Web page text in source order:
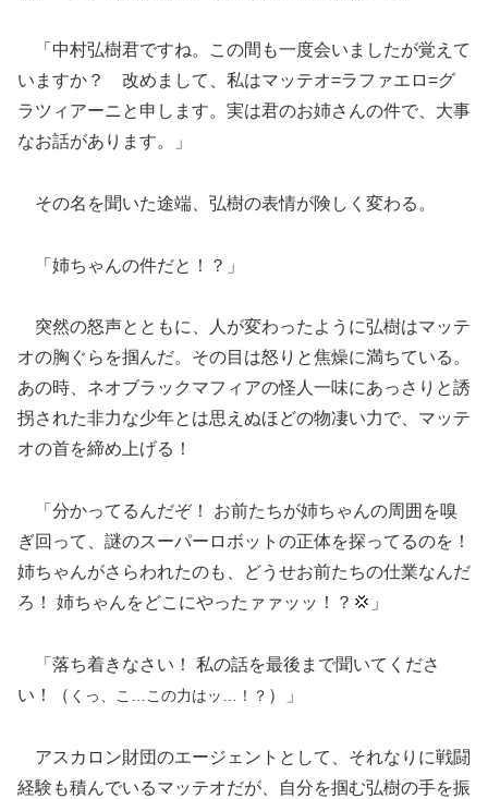
「中村弘樹君ですね。この間も一度会いましたが覚えて
いますか？ 改めまして、私はマッテオ=ラファエロ=グ
ラツィアーニと申します。実は君のお姉さんの件で、大事
なお話があります。」
その名を聞いた途端、弘樹の表情が険しく変わる。
「姉ちゃんの件だと！？」
突然の怒声とともに、人が変わったように弘樹はマッテ
オの胸ぐらを掴んだ。その目は怒りと焦燥に満ちている。
あの時、ネオブラックマフィアの怪人一味にあっさりと誘
拐された非力な少年とは思えぬほどの物凄い力で、マッテ
オの首を締め上げる！
「分かってるんだぞ！ お前たちが姉ちゃんの周囲を嗅
ぎ回って、謎のスーパーロボットの正体を探ってるのを！
姉ちゃんがさらわれたのも、どうせお前たちの仕業なんだ
ろ！ 姉ちゃんをどこにやったァァッッ！？💢」
「落ち着きなさい！ 私の話を最後まで聞いてくださ
い！（ くっ、こ…この力はッ…！？ ）」
アスカロン財団のエージェントとして、それなりに戦闘
経験も積んでいるマッテオだが、自分を掴む弘樹の手を振